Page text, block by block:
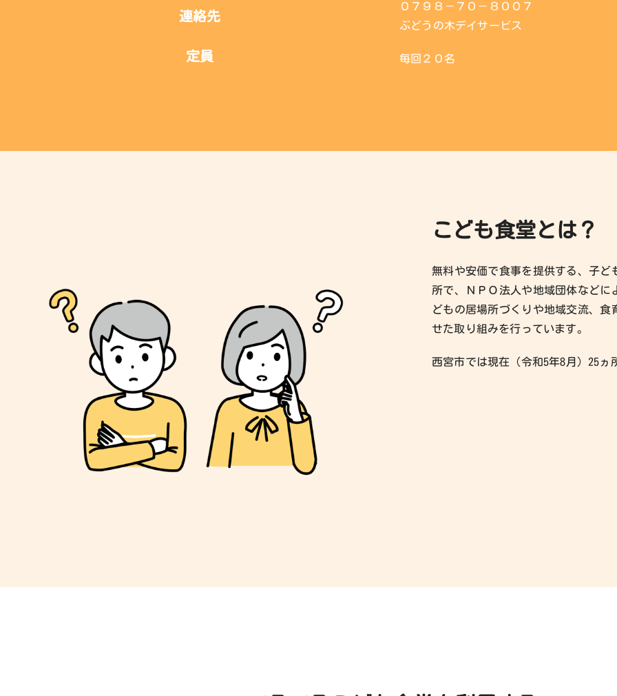
連絡先
０７９８－７０－８００７
ぶどうの木デイサービス
定員 毎回２０名
こども食堂とは？
無料や安価で食事を提供する、子ど
所で、ＮＰＯ法人や地域団体などに
どもの居場所づくりや地域交流、食
せた取り組みを行っています。
西宮市では現在（令和5年8月）25ヵ